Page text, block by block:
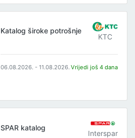
Katalog široke potrošnje
KTC
06.08.2026. - 11.08.2026. Vrijedi još 4 dana
SPAR katalog
Interspar